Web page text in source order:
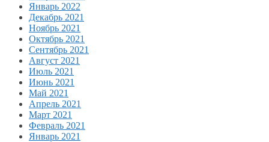
Январь 2022
Декабрь 2021
Ноябрь 2021
Октябрь 2021
Сентябрь 2021
Август 2021
Июль 2021
Июнь 2021
Май 2021
Апрель 2021
Март 2021
Февраль 2021
Январь 2021